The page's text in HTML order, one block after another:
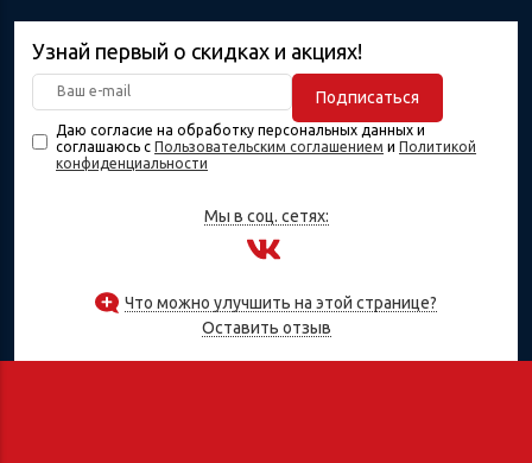
Узнай первый о скидках и акциях!
Подписаться
Даю согласие на обработку персональных данных и
соглашаюсь с Пользовательским соглашением и Политикой
конфиденциальности
Мы в соц. сетях:
Что можно улучшить на этой странице?
Оставить отзыв